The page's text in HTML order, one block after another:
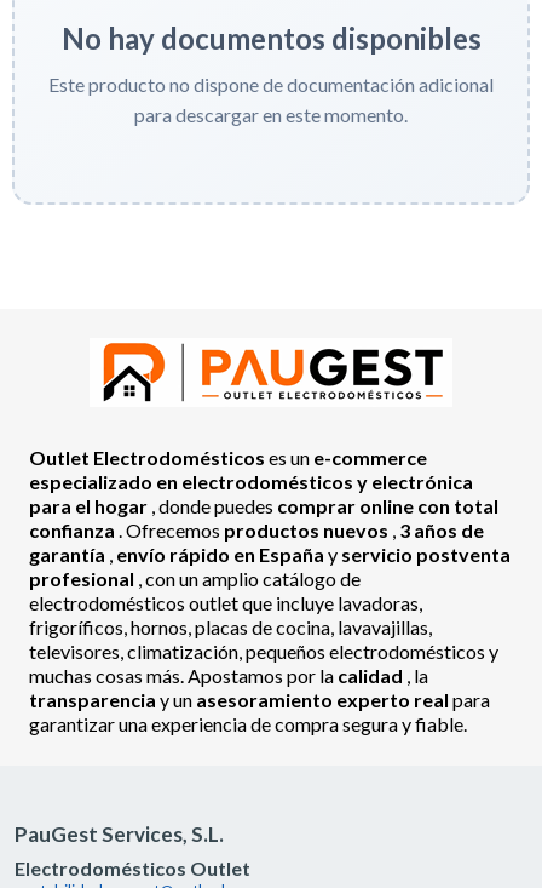
No hay documentos disponibles
Este producto no dispone de documentación adicional
para descargar en este momento.
Outlet Electrodomésticos es un e-commerce
especializado en electrodomésticos y electrónica
para el hogar , donde puedes comprar online con total
confianza . Ofrecemos productos nuevos 3 años de
garantía envío rápido en España y servicio postventa
profesional , con un amplio catálogo de
electrodomésticos outlet que incluye lavadoras,
frigoríficos, hornos, placas de cocina, lavavajillas,
televisores, climatización, pequeños electrodomésticos y
muchas cosas más. Apostamos por la calidad , la
transparencia y un asesoramiento experto real para
garantizar una experiencia de compra segura y fiable.
PauGest Services, S.L.
Electrodomésticos Outlet